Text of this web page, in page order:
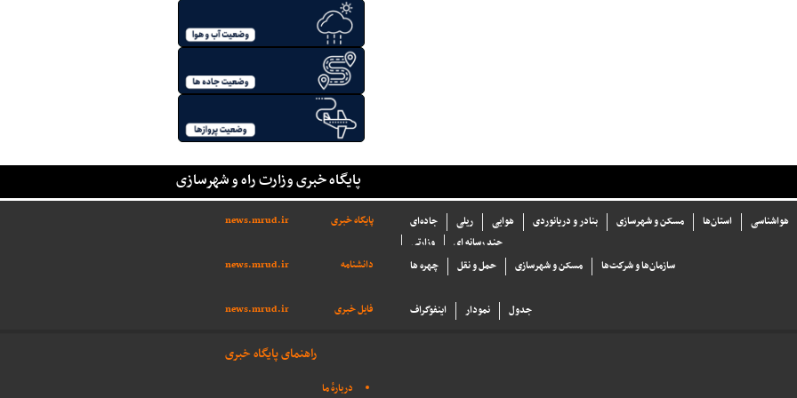
پایگاه خبری وزارت راه و شهرسازی
پایگاه خبری news.mrud.ir جاده‌ای ریلی هوایی بنادر و دریانوردی مسکن و شهرسازی استان‌ها
هواشناسی
وزارتی
چند رسانه ای
دانشنامه
news.mrud.ir چهره ها حمل و نقل مسکن و شهرسازی سازما‌ن‌ها و شركت‌ها
فایل خبری news.mrud.ir اینفوگراف نمودار جدول
راهنمای پایگاه خبری
دربارهٔ ما